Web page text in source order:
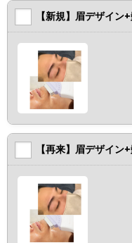
【新規】眉デザイン
【再来】眉デザイン